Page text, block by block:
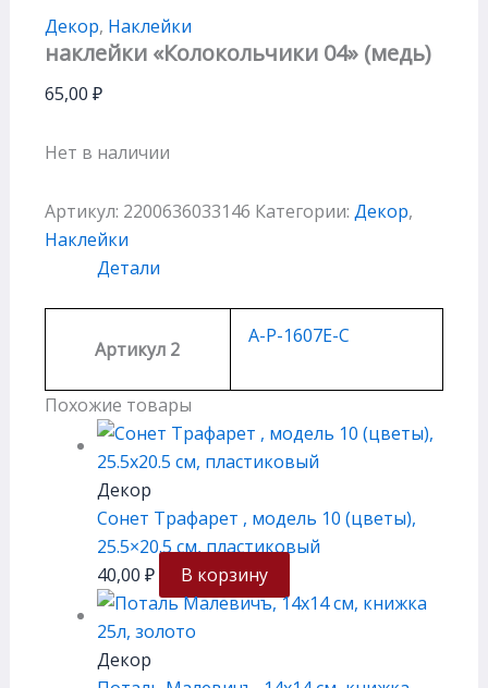
Декор, Наклейки
наклейки «Колокольчики 04» (медь)
65,00 ₽
Нет в наличии
Артикул: 2200636033146 Категории: Декор,
Наклейки
Детали
Артикул 2
A-P-1607E-C
Похожие товары
Декор
Сонет Трафарет , модель 10 (цветы),
25.5×20.5 см, плаcтиковый
40,00 ₽ В корзину
Декор